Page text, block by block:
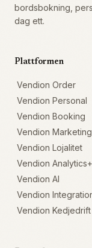
bordsbokning,
dag ett.
Plattformen
Vendion Order
Vendion Personal
Vendion Booking
Vendion Marketing
Vendion Lojalitet
Vendion
Vendion AI
Vendion
Vendion Kedjedrift